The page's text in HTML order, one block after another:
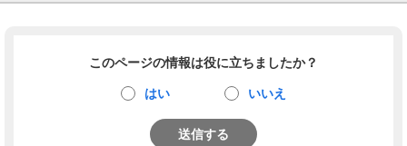
このページの情報は役に立ちましたか？
はい いいえ
送信する